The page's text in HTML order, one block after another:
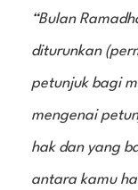
“Bulan
diturunkan
petunjuk bagi
mengenai
hak dan yang
antara kamu